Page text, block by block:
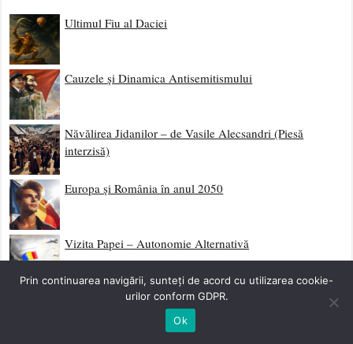
Ultimul Fiu al Daciei
Cauzele și Dinamica Antisemitismului
Năvălirea Jidanilor – de Vasile Alecsandri (Piesă
interzisă)
Europa și România în anul 2050
Vizita Papei – Autonomie Alternativă
Revelion 2023 – 2024 vine ANUL BIRUINȚEI
Prin continuarea navigării, sunteți de acord cu utilizarea cookie-
urilor conform GDPR.
Ok